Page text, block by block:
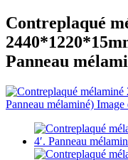
Contreplaqué
Panneau